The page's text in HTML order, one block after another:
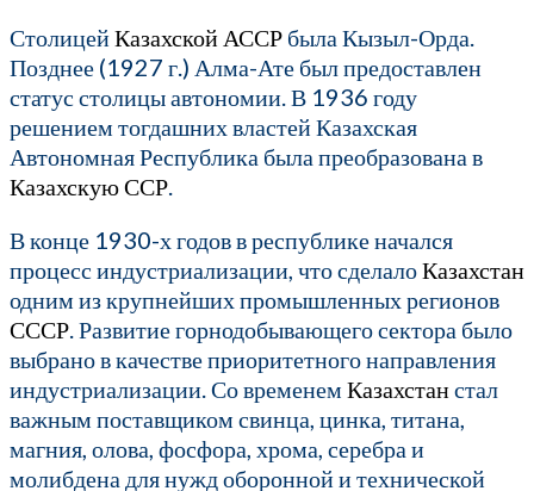
СтолицейКазахской АССР была Кызыл-Орда.
Позднее (1927 г.) Алма-Ате был предоставлен
статус столицы автономии. В 1936 году
решением тогдашних властей Казахская
Автономная Республика была преобразована в
Казахскую ССР.
В конце 1930-х годов в республике начался
процесс индустриализации, что сделалоКазахстан
одним из крупнейших промышленных регионов
СССР. Развитие горнодобывающего сектора было
выбрано в качестве приоритетного направления
индустриализации. Со временем Казахстанстал
важным поставщиком свинца, цинка, титана,
магния, олова, фосфора, хрома, серебра и
молибдена для нужд оборонной и технической